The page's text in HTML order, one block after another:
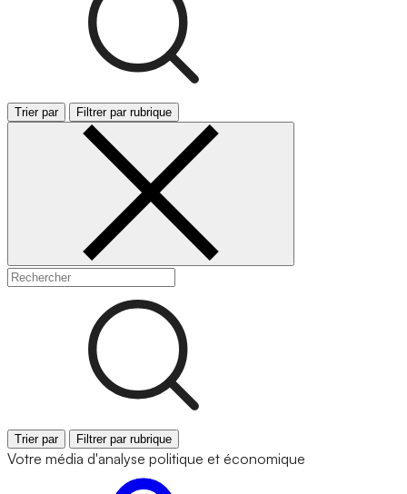
Trier par Filtrer par rubrique
Trier par Filtrer par rubrique
Votre média d'analyse politique et économique